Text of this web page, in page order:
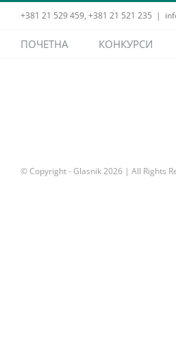
content
+381 21 529 459, +381 21 521 235 |
ПОЧЕТНА КОНКУРСИ
© Copyright - Glasnik2026 | All Rights